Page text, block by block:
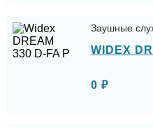
Заушные
WIDEX
0 ₽